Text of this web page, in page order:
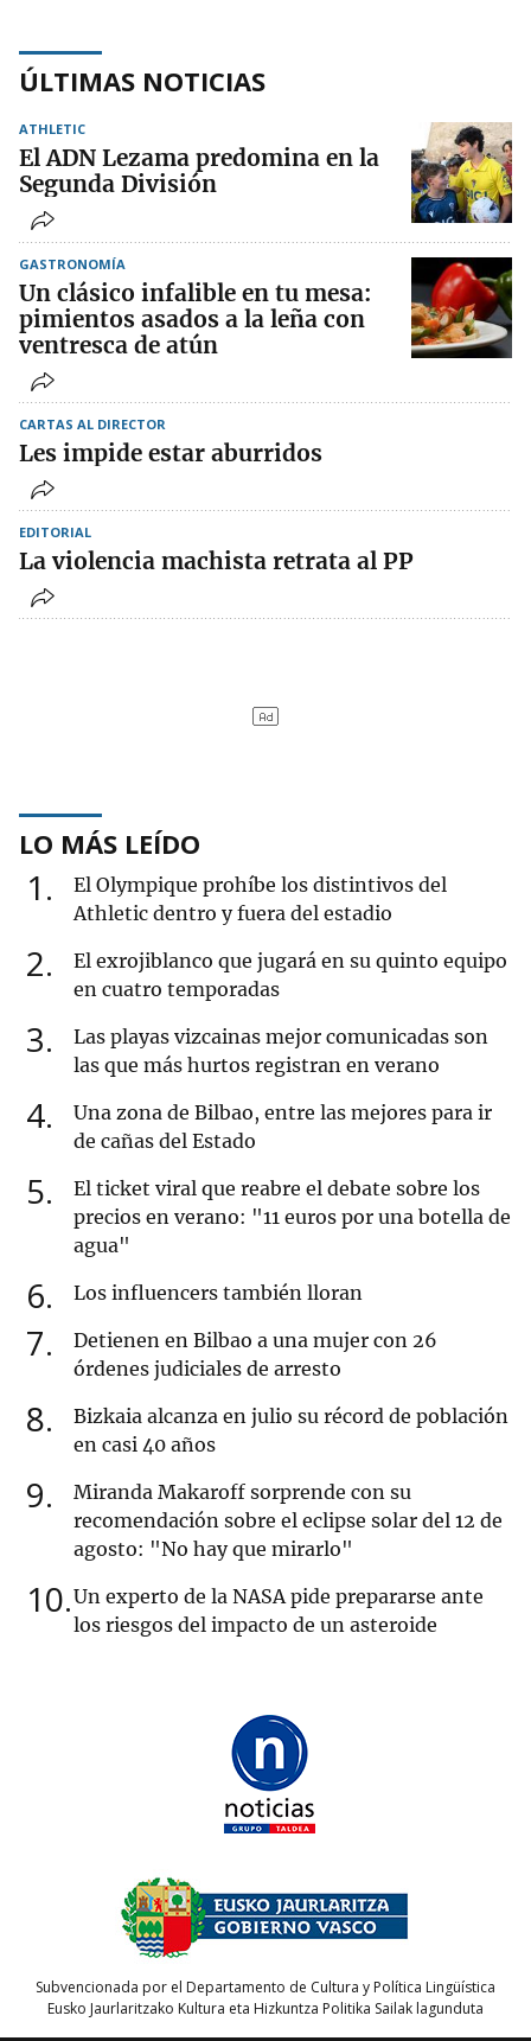
ÚLTIMAS NOTICIAS
ATHLETIC
El ADN Lezama predomina en la
Segunda División
GASTRONOMÍA
Un clásico infalible en tu mesa:
pimientos asados a la leña con
ventresca de atún
CARTAS AL DIRECTOR
Les impide estar aburridos
EDITORIAL
La violencia machista retrata al PP
LO MÁS LEÍDO
1
El Olympique prohíbe los distintivos del
Athletic dentro y fuera del estadio
2
El exrojiblanco que jugará en su quinto equipo
en cuatro temporadas
3
Las playas vizcainas mejor comunicadas son
las que más hurtos registran en verano
4
Una zona de Bilbao, entre las mejores para ir
de cañas del Estado
5
El ticket viral que reabre el debate sobre los
precios en verano: "11 euros por una botella de
agua"
6 Los influencers también lloran
7
Detienen en Bilbao a una mujer con 26
órdenes judiciales de arresto
8
Bizkaia alcanza en julio su récord de población
en casi 40 años
9
Miranda Makaroff sorprende con su
recomendación sobre el eclipse solar del 12 de
agosto: "No hay que mirarlo"
10 Un experto de la NASA pide prepararse ante
los riesgos del impacto de un asteroide
Subvencionada por el Departamento de Cultura y Política Lingüística
Eusko Jaurlaritzako Kultura eta Hizkuntza Politika Sailak lagunduta